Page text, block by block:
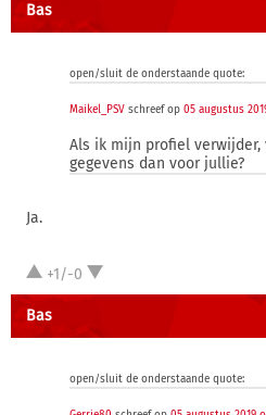
Bas
open/sluit de onderstaande quote:
Maikel_PSV schreef op 05 augustus
Als ik mijn profiel
gegevens dan voor jullie?
Ja.
+1/-0
Bas
open/sluit de onderstaande quote: